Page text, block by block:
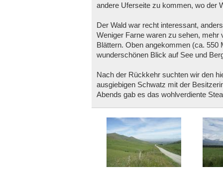
andere Uferseite zu kommen, wo der
Der Wald war recht interessant,
Weniger Farne waren zu sehen,
Blättern. Oben angekommen (ca. 550
wunderschönen Blick auf See und
Nach der Rückkehr suchten wir den
ausgiebigen Schwatz mit der
Abends gab es das wohlverdiente